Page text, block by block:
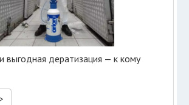
выгодная дератизация — к кому